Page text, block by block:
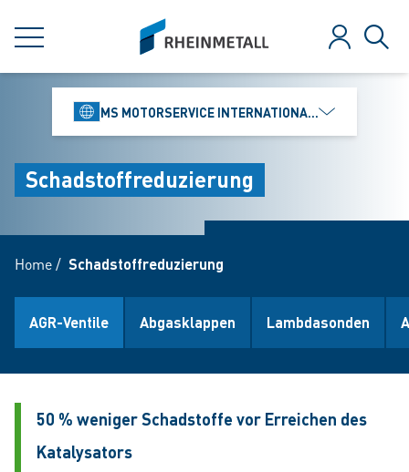
MENÜ
siteLogo
Anmelden
MS MOTORSERVICE INTERNATIONAL GMBH
Schadstoffreduzierung
Home/ Schadstoffreduzierung
AGR-Ventile Abgasklappen Lambdasonden
50 % weniger Schadstoffe vor Erreichen des
Katalysators